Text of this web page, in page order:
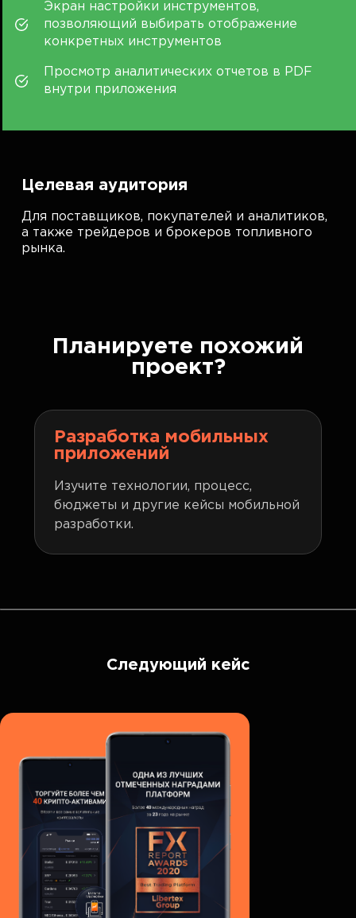
Экран настройки инструментов,
позволяющий выбирать отображение
конкретных инструментов
Просмотр аналитических отчетов в PDF
внутри приложения
Целевая аудитория
Для поставщиков, покупателей и аналитиков,
а также трейдеров и брокеров топливного
рынка.
Планируете похожий
проект?
Разработка мобильных
приложений
Изучите технологии, процесс,
бюджеты и другие кейсы мобильной
разработки.
Следующий кейс